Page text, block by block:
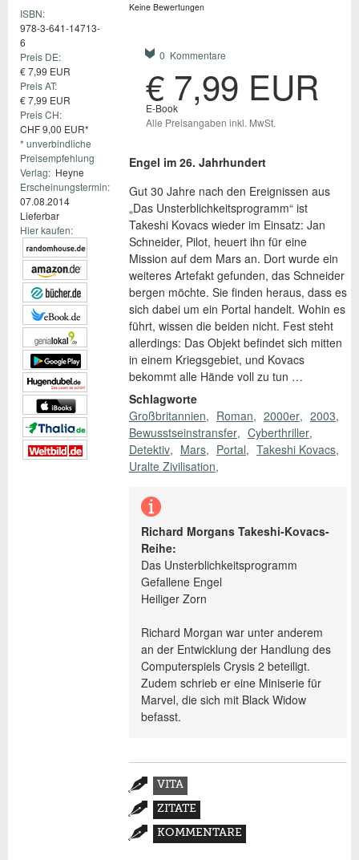
ISBN:
978-3-641-14713-
6
Preis DE:
€ 7,99 EUR
Preis AT:
€ 7,99 EUR
Preis CH:
CHF 9,00 EUR*
* unverbindliche
Preisempfehlung
Verlag: Heyne
Erscheinungstermin:
07.08.2014
Lieferbar
Hier kaufen:
Keine Bewertungen
0 Kommentare
€ 7,99 EUR
E-Book
Alle Preisangaben inkl. MwSt.
Engel im 26. Jahrhundert
Gut 30 Jahre nach den Ereignissen aus
„Das Unsterblichkeitsprogramm“ ist
Takeshi Kovacs wieder im Einsatz: Jan
Schneider, Pilot, heuert ihn für eine
Mission auf dem Mars an. Dort wurde ein
weiteres Artefakt gefunden, das Schneider
bergen möchte. Sie finden heraus, dass es
sich dabei um ein Portal handelt. Wohin es
führt, wissen die beiden nicht. Fest steht
allerdings: Das Objekt befindet sich mitten
in einem Kriegsgebiet, und Kovacs
bekommt alle Hände voll zu tun …
Schlagworte
Großbritannien
Roman 2000er
2003
Bewusstseinstransfer
Cyberthriller
Detektiv
Mars Portal
Takeshi Kovacs
Uralte Zivilisation
Richard Morgans Takeshi-Kovacs-
Reihe:
Das Unsterblichkeitsprogramm
Gefallene Engel
Heiliger Zorn
Richard Morgan war unter anderem
an der Entwicklung der Handlung des
Computerspiels Crysis 2 beteiligt.
Zudem schrieb er eine Miniserie für
Marvel, die sich mit Black Widow
befasst.
Zusatzmaterial
VITA
(AKTIVER
REITER)
ZITATE
KOMMENTARE